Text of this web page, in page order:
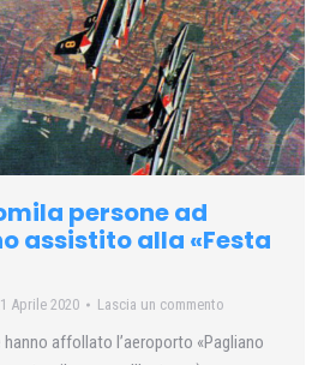
persone ad
assistito alla «Festa
Aprile 2020 Lascia un commento
affollato l’aeroporto «Pagliano